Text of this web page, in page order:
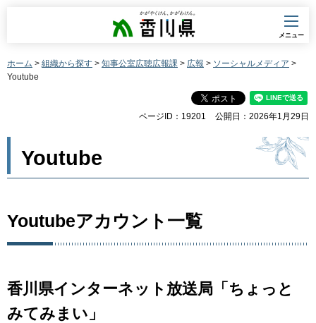
香川県
メニュー
ホーム > 組織から探す > 知事公室広聴広報課 > 広報 > ソーシャルメディア >
Youtube
ページID：19201 公開日：2026年1月29日
Youtube
Youtubeアカウント一覧
香川県インターネット放送局「ちょっと
みてみまい」